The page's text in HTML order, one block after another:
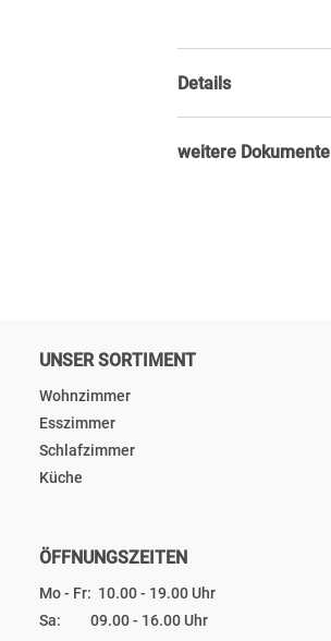
Details
weitere Dokumente
UNSER SORTIMENT
Wohnzimmer
Esszimmer
Schlafzimmer
Küche
ÖFFNUNGSZEITEN
Mo - Fr: 10.00 - 19.00 Uhr
Sa: 09.00 - 16.00 Uhr